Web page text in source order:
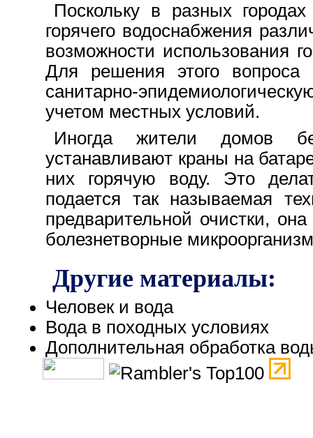
Поскольку в разных
горячего водоснабжения
возможности использования
Для решения этого вопроса
санитарно-
учетом местных условий.
Иногда жители домов
устанавливают краны на
них горячую воду. Это
подается так называемая
предварительной очистки,
болезнетворные
Другие материалы:
Человек и вода
Вода в походных условиях
Дополнительная обработка